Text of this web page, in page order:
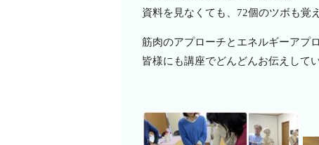
資料を見なくても、72個のツボも覚
筋肉のアプローチとエネルギーアプ
皆様にも講座でどんどんお伝えして